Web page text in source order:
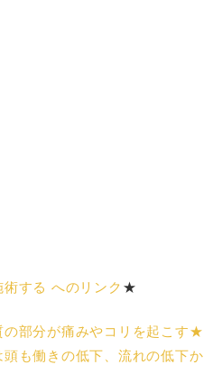
する へのリンク★
の部分が痛みやコリを起こす★
も働きの低下、流れの低下か